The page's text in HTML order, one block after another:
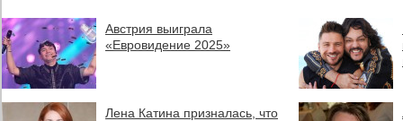
Австрия выиграла
«Евровидение 2025»
Лена Катина призналась, что